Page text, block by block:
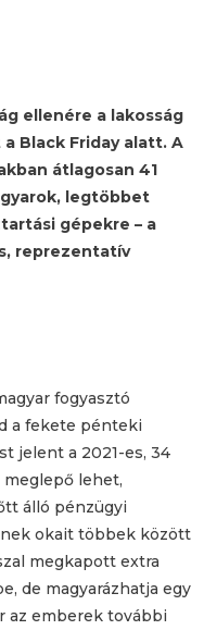
ellenére a lakosság
Black Friday alatt. A
átlagosan 41
legtöbbet
gépekre – a
reprezentatív
fogyasztó
a fekete pénteki
jelent a 2021-es, 34
lehet,
álló pénzügyi
okait többek között
megkapott extra
de magyarázhatja egy
az emberek további